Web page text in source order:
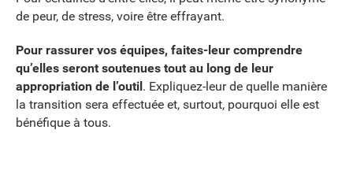
de peur, de stress, voire être effrayant.
Pour rassurer vos équipes, faites-leur comprendre
qu’elles seront soutenues tout au long de leur
appropriation de l’outil . Expliquez-leur de quelle manière
la transition sera effectuée et, surtout, pourquoi elle est
bénéfique à tous.